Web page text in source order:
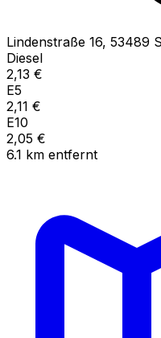
Lindenstraße 16, 53489
Diesel
2,13 €
E5
2,11 €
E10
2,05 €
6.1 km entfernt